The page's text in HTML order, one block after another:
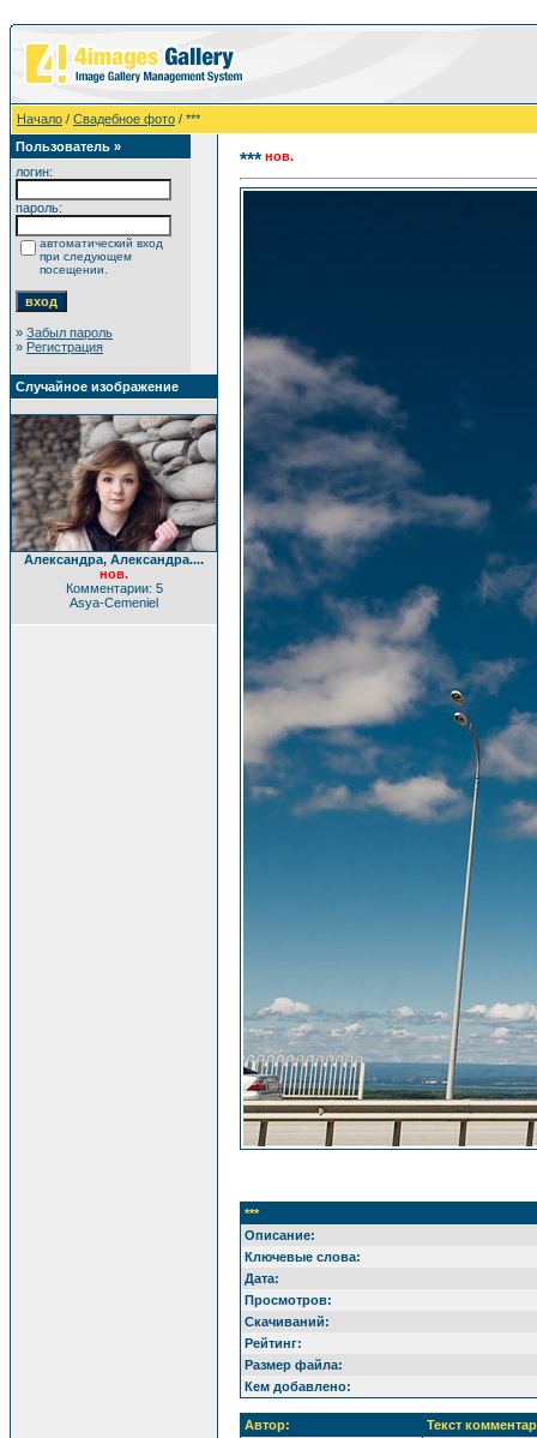
Начало / Свадебное фото / ***
Пользователь »
логин:
пароль:
автоматический вход
при следующем
посещении.
» Забыл пароль
» Регистрация
Случайное изображение
Александра, Александра....
нов.
Комментарии: 5
Asya-Cemeniel
*** нов.
***
Описание:
Ключевые слова:
Дата:
Просмотров:
Скачиваний:
Рейтинг:
Размер файла:
Кем добавлено:
Автор:
Текст